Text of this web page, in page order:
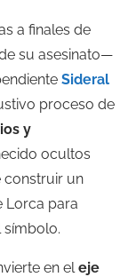
a finales de
su asesinato—
Sideral
proceso de
y
ocultos
construir un
Lorca para
símbolo.
en el eje